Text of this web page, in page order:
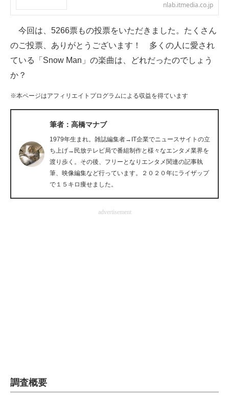
IT製品の技術・比較・事例
製造業のIT導入・活用を支援
エレクトロニクス専門サイト
エネルギーの専門メディア
建設×テクノロジーの最前線
ちょっと気になるネットの話題
nlab.itmedia.co.jp
今回は、5266票もの投票をいただきました。たくさん
のご投票、ありがとうございます！ 多くの人に愛され
ている「Snow Man」の楽曲は、どれだったのでしょう
か？
※本ページはアフィリエイトプログラムによる収益を得ています
筆者：高橋マナブ
1979年生まれ。雑誌編集者→IT企業でニュースサイトの立
ち上げ→民放テレビ局で番組制作と様々なエンタメ業界を
渡り歩く。その後、フリーとなりエンタメ関連の記事執
筆、映像編集など行っています。２０２０年にライザップ
で１５キロ痩せました。
advertisement
調査概要